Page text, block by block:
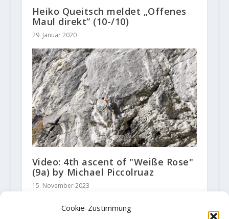
Cookie-Zustimmung
Heiko Queitsch meldet „Offenes
Maul direkt“ (10-/10)
29. Januar 2020
Video: 4th ascent of "Weiße Rose"
(9a) by Michael Piccolruaz
15. November 2023